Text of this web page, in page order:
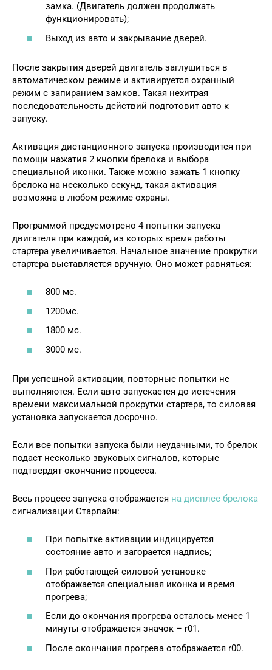
замка. (Двигатель должен продолжать
функционировать);
Выход из авто и закрывание дверей.
После закрытия дверей двигатель заглушиться в
автоматическом режиме и активируется охранный
режим с запиранием замков. Такая нехитрая
последовательность действий подготовит авто к
запуску.
Активация дистанционного запуска производится при
помощи нажатия 2 кнопки брелока и выбора
специальной иконки. Также можно зажать 1 кнопку
брелока на несколько секунд, такая активация
возможна в любом режиме охраны.
Программой предусмотрено 4 попытки запуска
двигателя при каждой, из которых время работы
стартера увеличивается. Начальное значение прокрутки
стартера выставляется вручную. Оно может равняться:
800 мс.
1200мс.
1800 мс.
3000 мс.
При успешной активации, повторные попытки не
выполняются. Если авто запускается до истечения
времени максимальной прокрутки стартера, то силовая
установка запускается досрочно.
Если все попытки запуска были неудачными, то брелок
подаст несколько звуковых сигналов, которые
подтвердят окончание процесса.
Весь процесс запуска отображается на дисплее брелока
сигнализации Старлайн:
При попытке активации индицируется
состояние авто и загорается надпись;
При работающей силовой установке
отображается специальная иконка и время
прогрева;
Если до окончания прогрева осталось менее 1
минуты отображается значок – r01.
После окончания прогрева отображается r00.